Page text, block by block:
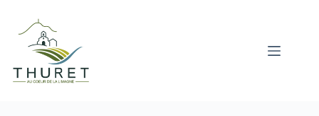
contenu